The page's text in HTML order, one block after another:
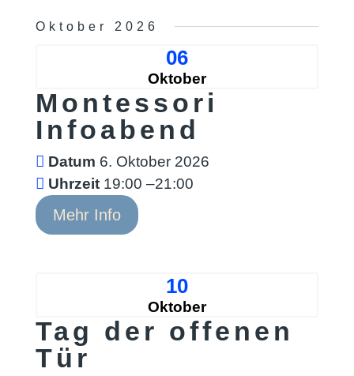
Oktober 2026
06
Oktober
Montessori
Infoabend
Datum 6. Oktober 2026
Uhrzeit 19:00 –21:00
Mehr Info
10
Oktober
Tag der offenen
Tür